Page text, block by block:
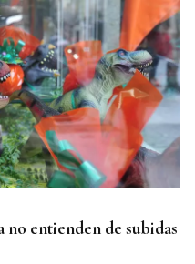
no entienden de subidas